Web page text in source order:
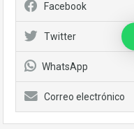
Facebook
Twitter
WhatsApp
Correo electrónico